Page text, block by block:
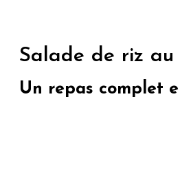
Salade de riz au
Un repas complet